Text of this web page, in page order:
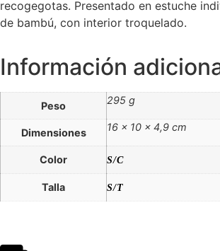
recogegotas. Presentado en estuche
de bambú, con interior troquelado.
Información
Peso 295 g
Dimensiones 16 × 10 × 4,9 cm
Color S/C
Talla S/T